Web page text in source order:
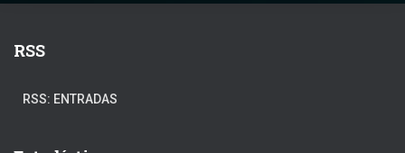
RSS
RSS: ENTRADAS